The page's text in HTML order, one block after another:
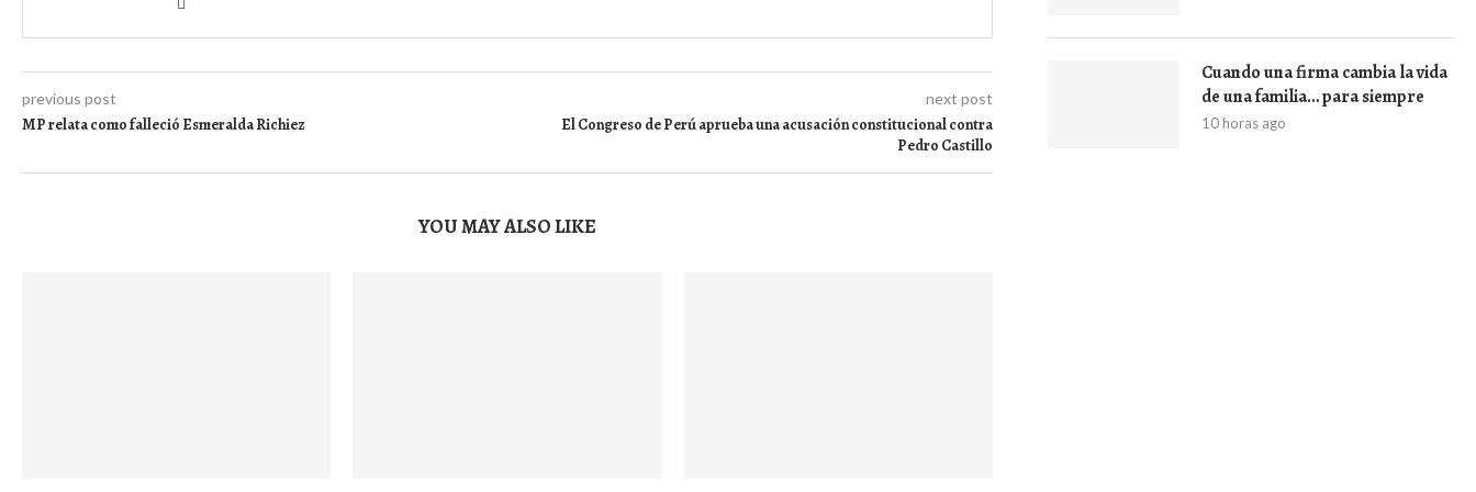
previous post
MP relata como falleció Esmeralda Richiez
next post
El Congreso de Perú aprueba una acusación constitucional contra
Pedro Castillo
YOU MAY ALSO LIKE
Cuando una firma cambia la vida
de una familia… para siempre
10 horas ago